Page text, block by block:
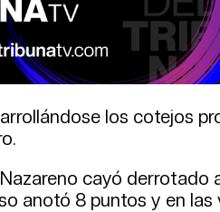
los cotejos
cayó derrotado
anotó 8 puntos y en